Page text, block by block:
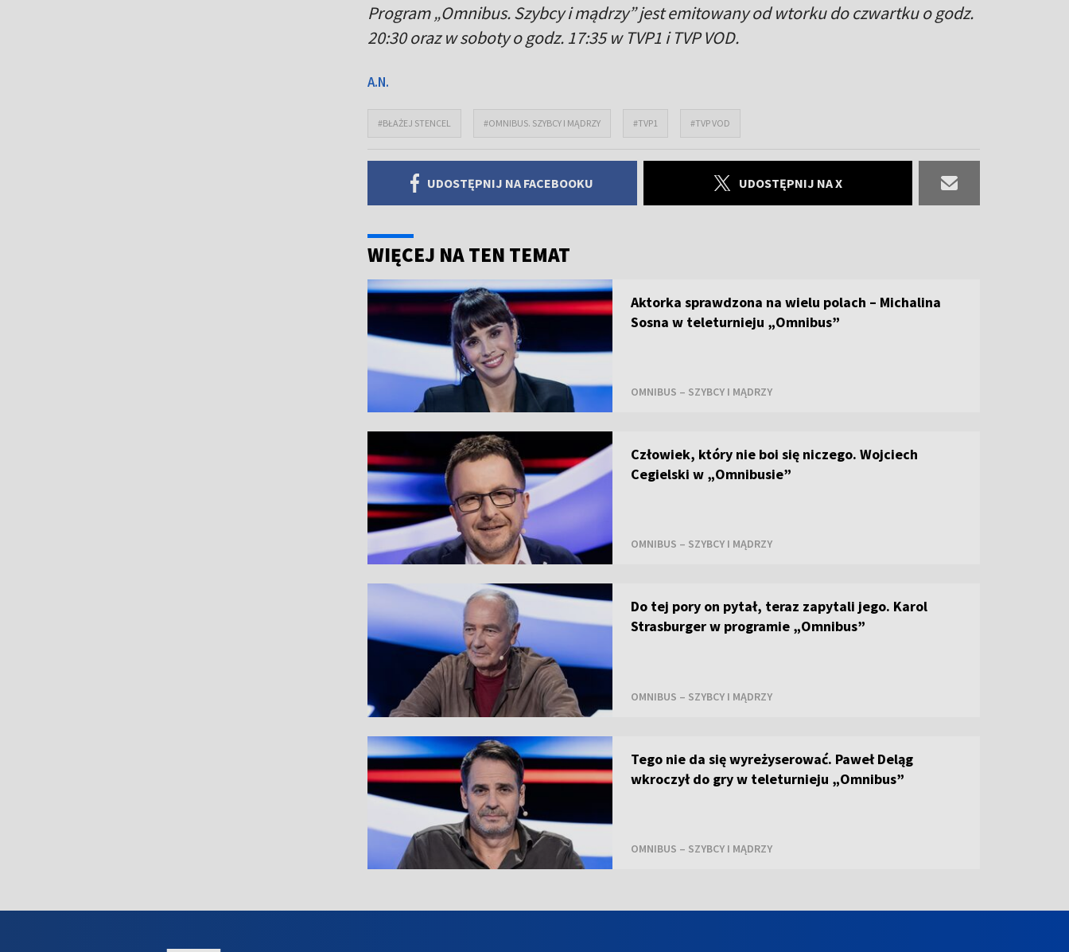
Program „Omnibus. Szybcy i mądrzy” jest emitowany od wtorku do czwartku o godz.
20:30 oraz w soboty o godz. 17:35 w TVP1 i TVP VOD.
A.N.
#BŁAŻEJ STENCEL #OMNIBUS. SZYBCY I MĄDRZY #TVP1 #TVP VOD
UDOSTĘPNIJ NA FACEBOOKU UDOSTĘPNIJ NA X
WIĘCEJ NA TEN TEMAT
Aktorka sprawdzona na wielu polach – Michalina
Sosna w teleturnieju „Omnibus”
OMNIBUS – SZYBCY I MĄDRZY
Człowiek, który nie boi się niczego. Wojciech
Cegielski w „Omnibusie”
OMNIBUS – SZYBCY I MĄDRZY
Do tej pory on pytał, teraz zapytali jego. Karol
Strasburger w programie „Omnibus”
OMNIBUS – SZYBCY I MĄDRZY
Tego nie da się wyreżyserować. Paweł Deląg
wkroczył do gry w teleturnieju „Omnibus”
OMNIBUS – SZYBCY I MĄDRZY